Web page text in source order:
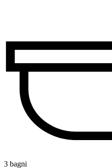
3 bagni